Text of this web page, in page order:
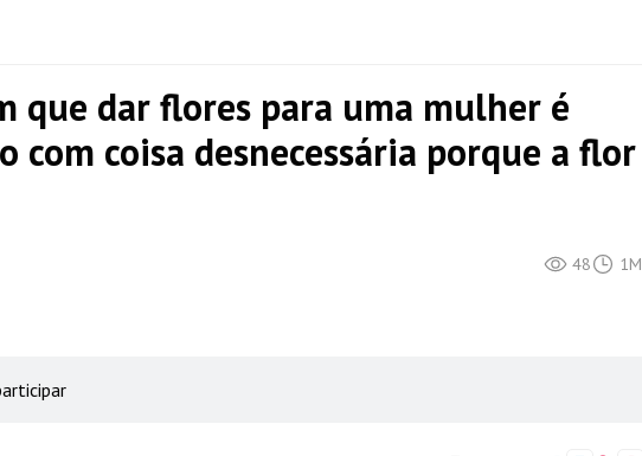
que dar flores para uma mulher é
com coisa desnecessária porque a flor
48 1M